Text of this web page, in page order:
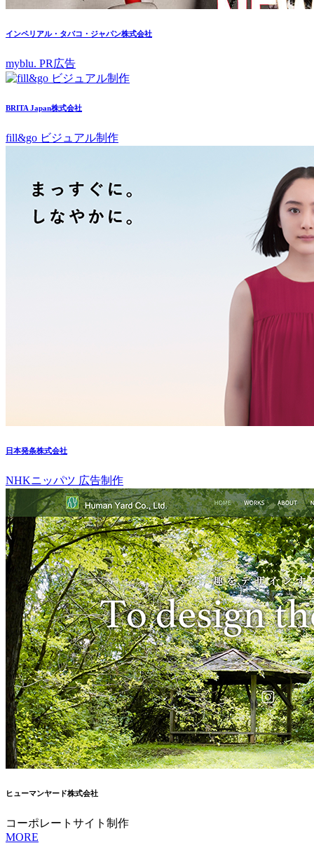
インペリアル・タバコ・ジャパン株式会社
myblu. PR広告
BRITA Japan株式会社
fill&go ビジュアル制作
日本発条株式会社
NHKニッパツ 広告制作
ヒューマンヤード株式会社
コーポレートサイト制作
MORE